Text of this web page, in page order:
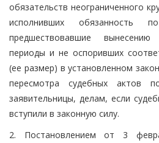
обязательств неограниченного
исполнивших
предшествовавшие
периоды и не оспоривших
(ее размер) в установленном
пересмотра судебных актов
заявительницы, делам, если
вступили в законную силу.
2. Постановлением от 3